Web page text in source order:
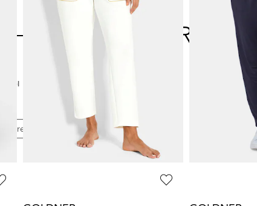
Artikel
Preis